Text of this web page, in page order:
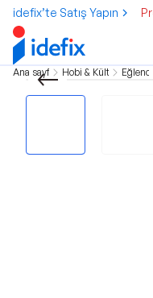
idefix’te Satış Yapın
Ana sayfa Hobi & Kültür